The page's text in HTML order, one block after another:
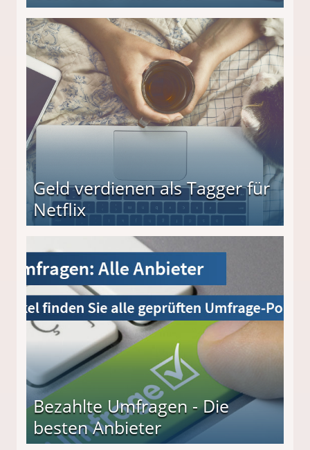
Geld verdienen als Tagger für
Netflix
Bezahlte Umfragen - Die
besten Anbieter